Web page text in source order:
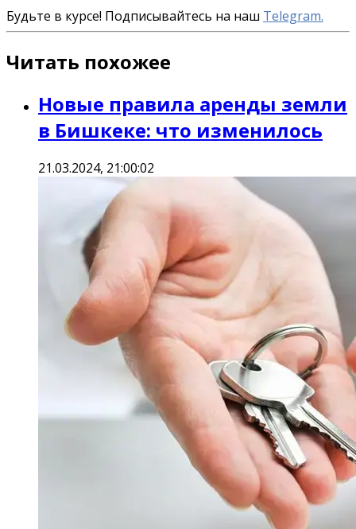
Будьте в курсе! Подписывайтесь на наш Telegram.
Читать похожее
Новые правила аренды земли
в Бишкеке: что изменилось
21.03.2024, 21:00:02